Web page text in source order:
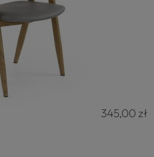
345,00 zł